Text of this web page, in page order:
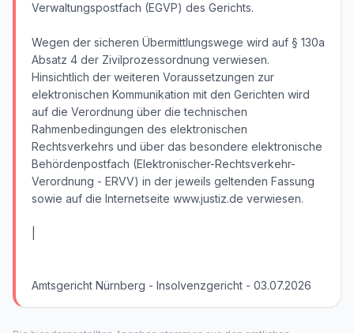
Verwaltungspostfach (EGVP) des Gerichts.
Wegen der sicheren Übermittlungswege wird auf § 130a
Absatz 4 der Zivilprozessordnung verwiesen.
Hinsichtlich der weiteren Voraussetzungen zur
elektronischen Kommunikation mit den Gerichten wird
auf die Verordnung über die technischen
Rahmenbedingungen des elektronischen
Rechtsverkehrs und über das besondere elektronische
Behördenpostfach (Elektronischer-Rechtsverkehr-
Verordnung - ERVV) in der jeweils geltenden Fassung
sowie auf die Internetseite www.justiz.de verwiesen.
Amtsgericht Nürnberg - Insolvenzgericht - 03.07.2026